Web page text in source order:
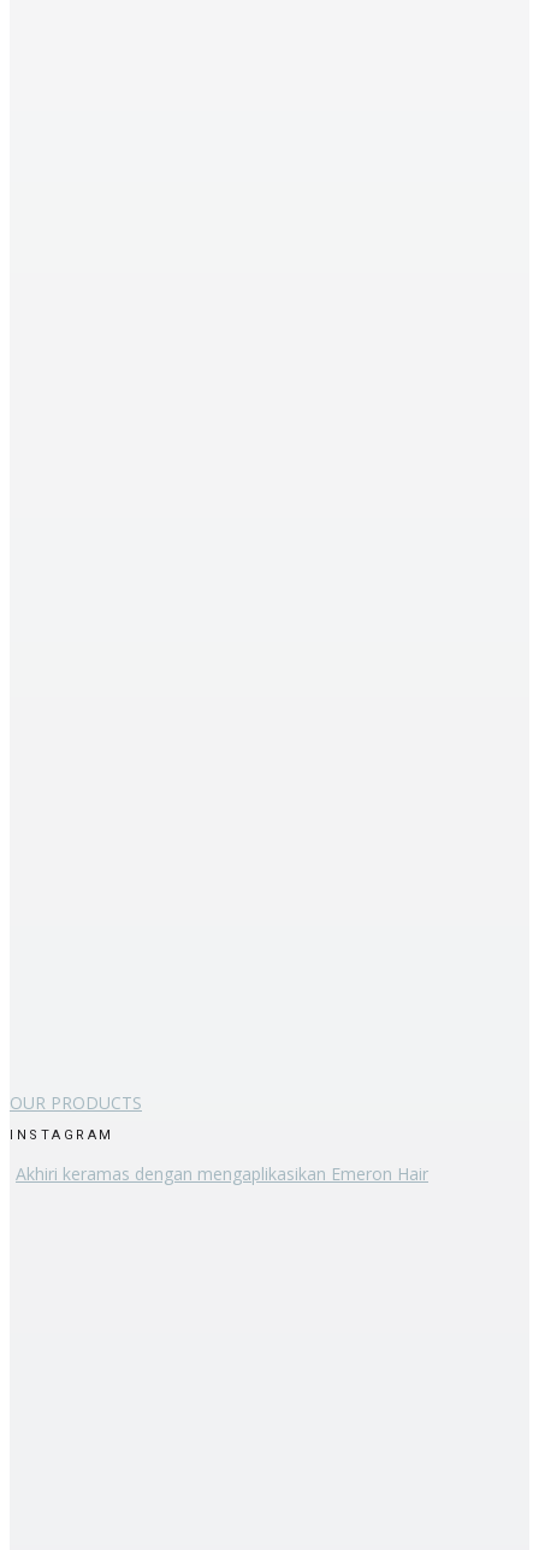
OUR PRODUCTS
INSTAGRAM
Akhiri keramas dengan mengaplikasikan Emeron Hair